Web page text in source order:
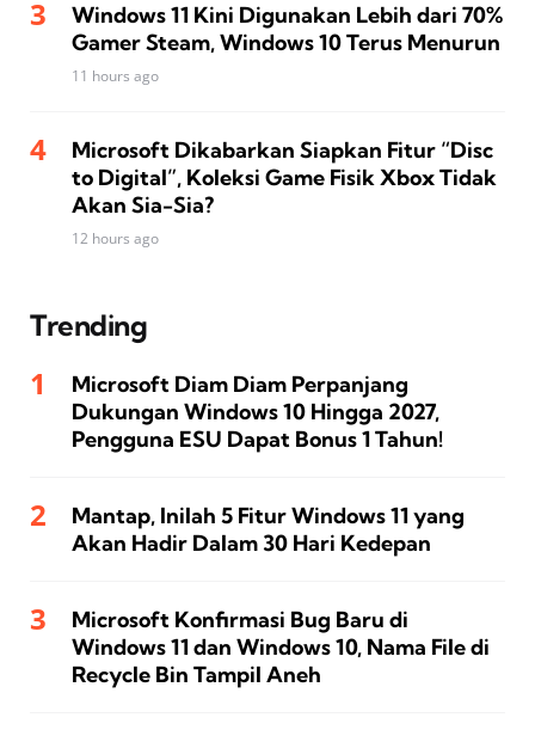
Windows 11 Kini Digunakan Lebih dari 70%
Gamer Steam, Windows 10 Terus Menurun
11 hours ago
Microsoft Dikabarkan Siapkan Fitur “Disc
to Digital”, Koleksi Game Fisik Xbox Tidak
Akan Sia-Sia?
12 hours ago
Trending
Microsoft Diam Diam Perpanjang
Dukungan Windows 10 Hingga 2027,
Pengguna ESU Dapat Bonus 1 Tahun!
Mantap, Inilah 5 Fitur Windows 11 yang
Akan Hadir Dalam 30 Hari Kedepan
Microsoft Konfirmasi Bug Baru di
Windows 11 dan Windows 10, Nama File di
Recycle Bin Tampil Aneh